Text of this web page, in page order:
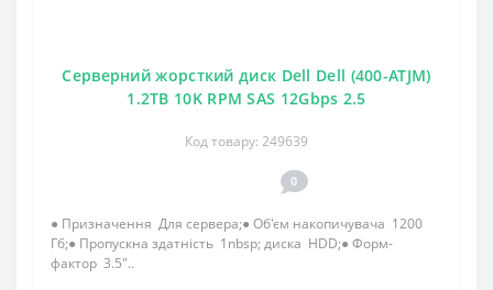
Серверний жорсткий диск Dell Dell (400-ATJM)
1.2TB 10K RPM SAS 12Gbps 2.5
Код товару: 249639
0
● Призначення Для сервера;● Об'єм накопичувача 1200
Гб;● Пропускна здатність 1nbsp; диска HDD;● Форм-
фактор 3.5"..